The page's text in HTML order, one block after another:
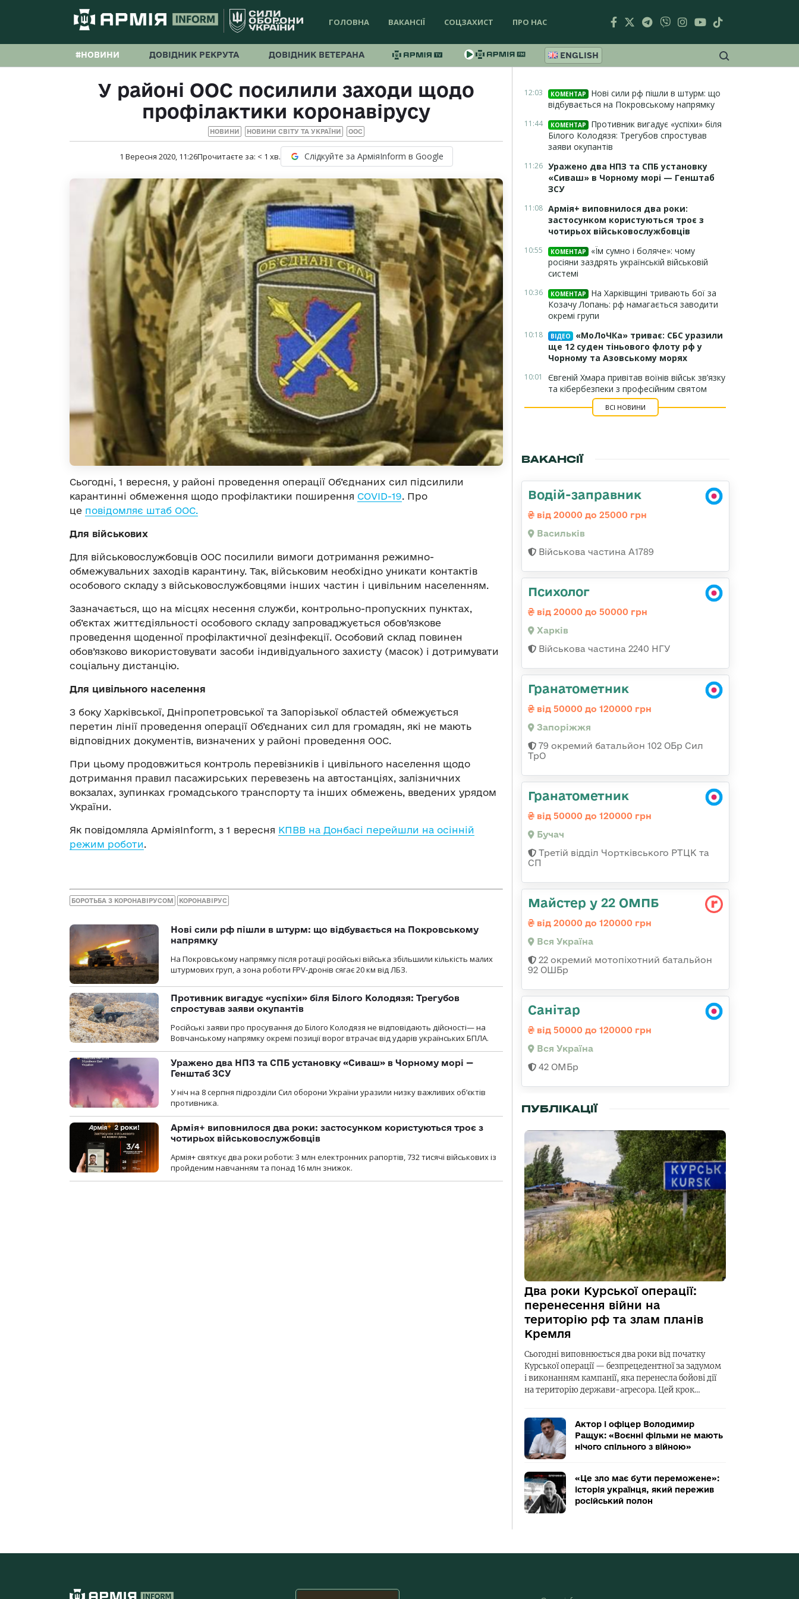
ГОЛОВНА ВАКАНСІЇ СОЦЗАХИСТ ПРО НАС
#НОВИНИ ДОВІДНИК РЕКРУТА ДОВІДНИК ВЕТЕРАНА ENGLISH
У районі ООС посилили заходи щодо
профілактики коронавірусу
НОВИНИ НОВИНИ СВІТУ ТА УКРАЇНИ ООС
1 Вересня 2020, 11:26Прочитаєте за: < 1 хв. Слідкуйте за АрміяInform в Google
Сьогодні, 1 вересня, у районі проведення операції Об’єднаних сил підсилили
карантинні обмеження щодо профілактики поширення COVID-19. Про
це повідомляє штаб ООС.
Для військових
Для військовослужбовців ООС посилили вимоги дотримання режимно-
обмежувальних заходів карантину. Так, військовим необхідно уникати контактів
особового складу з військовослужбовцями інших частин і цивільним населенням.
Зазначається, що на місцях несення служби, контрольно-пропускних пунктах,
об’єктах життєдіяльності особового складу запроваджується обов’язкове
проведення щоденної профілактичної дезінфекції. Особовий склад повинен
обов’язково використовувати засоби індивідуального захисту (масок) і дотримувати
соціальну дистанцію.
Для цивільного населення
З боку Харківської, Дніпропетровської та Запорізької областей обмежується
перетин лінії проведення операції Об’єднаних сил для громадян, які не мають
відповідних документів, визначених у районі проведення ООС.
При цьому продовжиться контроль перевізників і цивільного населення щодо
дотримання правил пасажирських перевезень на автостанціях, залізничних
вокзалах, зупинках громадського транспорту та інших обмежень, введених урядом
України.
Як повідомляла АрміяInform, з 1 вересня КПВВ на Донбасі перейшли на осінній
режим роботи.
БОРОТЬБА З КОРОНАВІРУСОМ КОРОНАВІРУС
Нові сили рф пішли в штурм: що відбувається на Покровському
напрямку
На Покровському напрямку після ротації російські війська збільшили кількість малих
штурмових груп, а зона роботи FPV-дронів сягає 20 км від ЛБЗ.
Противник вигадує «успіхи» біля Білого Колодязя: Трегубов
спростував заяви окупантів
Російські заяви про просування до Білого Колодязя не відповідають дійсності— на
Вовчанському напрямку окремі позиції ворог втрачає від ударів українських БПЛА.
Уражено два НПЗ та СПБ установку «Сиваш» в Чорному морі —
Генштаб ЗСУ
У ніч на 8 серпня підрозділи Сил оборони України уразили низку важливих об’єктів
противника.
Армія+ виповнилося два роки: застосунком користуються троє з
чотирьох військовослужбовців
Армія+ святкує два роки роботи: 3 млн електронних рапортів, 732 тисячі військових із
пройденим навчанням та понад 16 млн знижок.
12:03 КОМЕНТАР
Нові сили рф пішли в штурм: що
відбувається на Покровському напрямку
11:44 КОМЕНТАР
Противник вигадує «успіхи» біля
Білого Колодязя: Трегубов спростував
заяви окупантів
11:26 Уражено два НПЗ та СПБ установку
«Сиваш» в Чорному морі — Генштаб
ЗСУ
11:08 Армія+ виповнилося два роки:
застосунком користуються троє з
чотирьох військовослужбовців
10:55 КОМЕНТАР
«Їм сумно і боляче»: чому
росіяни заздрять українській військовій
системі
10:36 КОМЕНТАР
На Харківщині тривають бої за
Козачу Лопань: рф намагається заводити
окремі групи
10:18 ВІДЕО
«МоЛоЧКа» триває: СБС уразили
ще 12 суден тіньового флоту рф у
Чорному та Азовському морях
10:01
Євгеній Хмара привітав воїнів військ зв’язку
та кібербезпеки з професійним святом
ВСІ НОВИНИ
ВАКАНСІЇ
Водій-заправник
від 20000 до 25000 грн
Васильків
Військова частина А1789
Психолог
від 20000 до 50000 грн
Харків
Військова частина 2240 НГУ
Гранатометник
від 50000 до 120000 грн
Запоріжжя
79 окремий батальйон 102 ОБр Сил
ТрО
Гранатометник
від 50000 до 120000 грн
Бучач
Третій відділ Чортківського РТЦК та
СП
Майстер у 22 ОМПБ
від 20000 до 120000 грн
Вся Україна
22 окремий мотопіхотний батальйон
92 ОШБр
Санітар
від 50000 до 120000 грн
Вся Україна
42 ОМБр
ПУБЛІКАЦІЇ
Два роки Курської операції:
перенесення війни на
територію рф та злам планів
Кремля
Сьогодні виповнюється два роки від початку
Курської операції — безпрецедентної за задумом
і виконанням кампанії, яка перенесла бойові дії
на територію держави-агресора. Цей крок…
Актор і офіцер Володимир
Ращук: «Воєнні фільми не мають
нічого спільного з війною»
«Це зло має бути переможене»:
історія українця, який пережив
російський полон